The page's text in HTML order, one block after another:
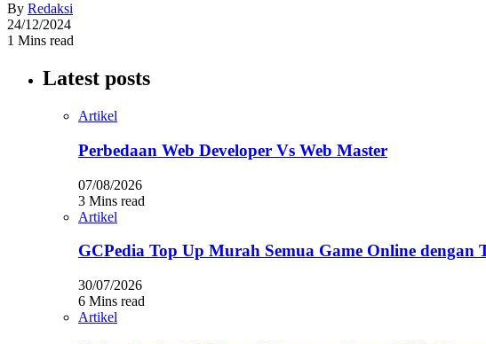
By Redaksi
24/12/2024
1 Mins read
Latest posts
Artikel
Perbedaan Web Developer Vs Web Master
07/08/2026
3 Mins read
Artikel
GCPedia Top Up Murah Semua Game Online
30/07/2026
6 Mins read
Artikel